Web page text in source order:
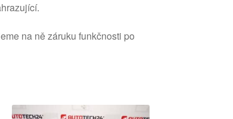
na ně záruku funkčnosti po